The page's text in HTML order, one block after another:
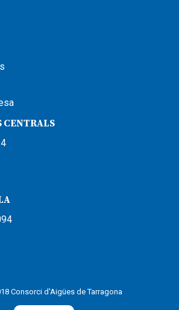
CENTRALS
Consorci d'Aigües de Tarragona